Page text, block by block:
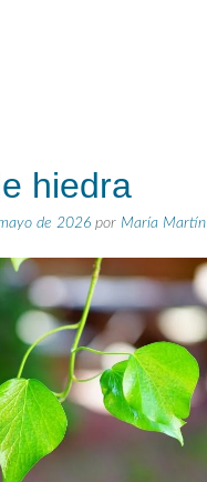
hiedra
de 2026 por María Martín